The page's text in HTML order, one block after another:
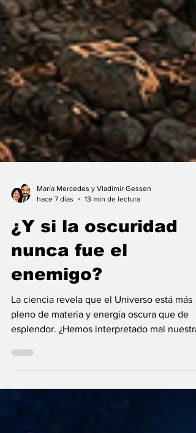
hace 7 días
13 min de lectura
¿Y si la oscuridad
nunca fue el
enemigo?
La ciencia revela que el Universo está más
pleno de materia y energía oscura que de
esplendor. ¿Hemos interpretado mal